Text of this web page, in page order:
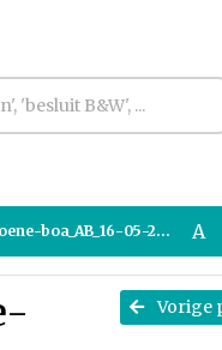
boa_AB_16-05-2024 A
Vorige